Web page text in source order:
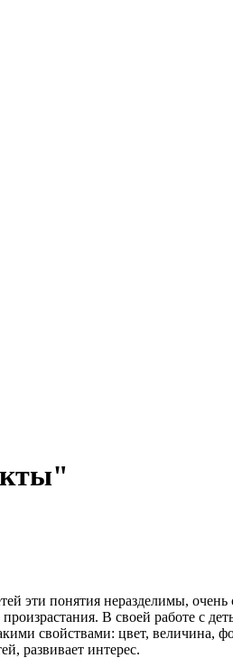
эти понятия неразделимы,
В своей работе с
свойствами: цвет, величина,
развивает интерес.